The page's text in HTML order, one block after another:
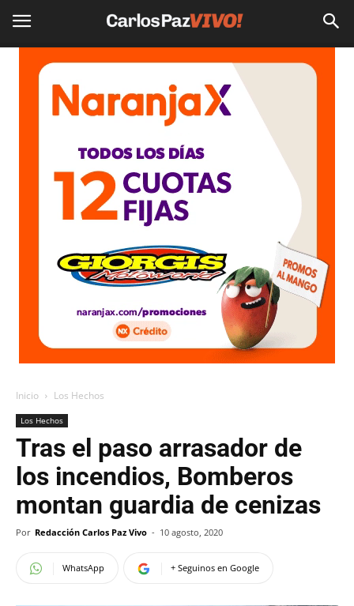
Inicio Los Hechos
Los Hechos
Tras el paso arrasador de
los incendios, Bomberos
montan guardia de cenizas
Por Redacción Carlos Paz Vivo - 10 agosto, 2020
WhatsApp + Seguinos en Google